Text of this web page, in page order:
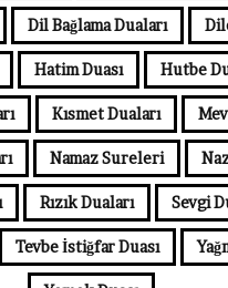
Dil Bağlama Duaları
Hatim Duası Hutbe
Kısmet Duaları
Namaz Sureleri
Rızık Duaları Sevgi
Tevbe İstiğfar Duası